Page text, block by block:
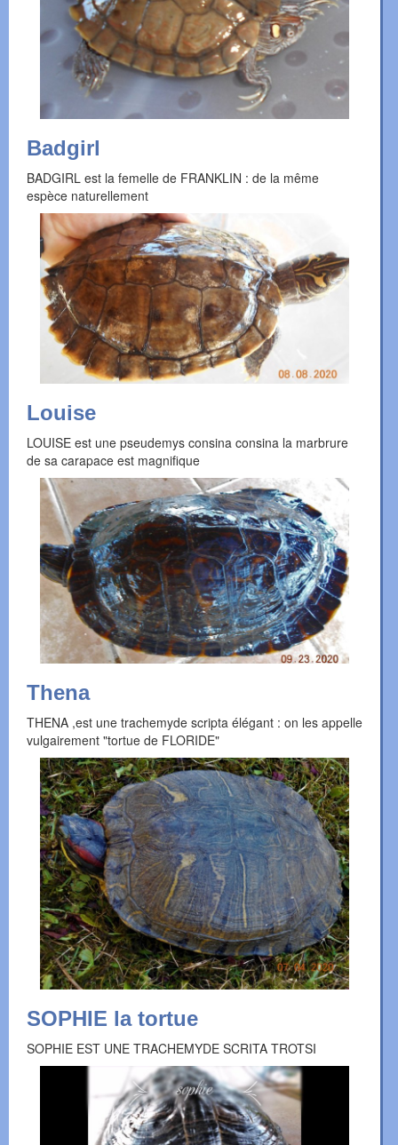
Badgirl
BADGIRL est la femelle de FRANKLIN : de la même
espèce naturellement
Louise
LOUISE est une pseudemys consina consina la marbrure
de sa carapace est magnifique
Thena
THENA ,est une trachemyde scripta élégant : on les appelle
vulgairement "tortue de FLORIDE"
SOPHIE la tortue
SOPHIE EST UNE TRACHEMYDE SCRITA TROTSI